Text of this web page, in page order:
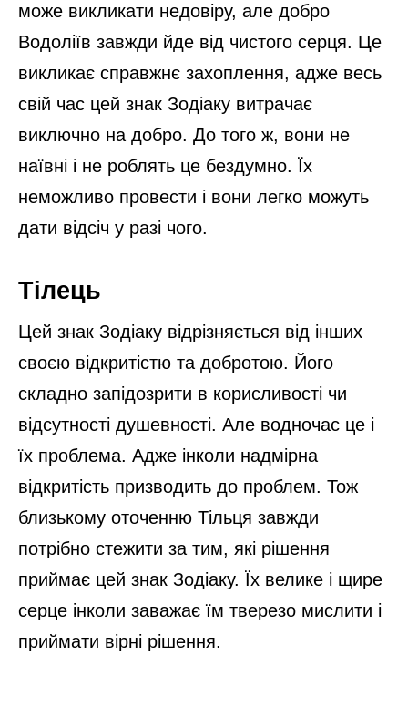
може викликати недовіру, але добро
Водоліїв завжди йде від чистого серця. Це
викликає справжнє захоплення, адже весь
свій час цей знак Зодіаку витрачає
виключно на добро. До того ж, вони не
наївні і не роблять це бездумно. Їх
неможливо провести і вони легко можуть
дати відсіч у разі чого.
Тілець
Цей знак Зодіаку відрізняється від інших
своєю відкритістю та добротою. Його
складно запідозрити в корисливості чи
відсутності душевності. Але водночас це і
їх проблема. Адже інколи надмірна
відкритість призводить до проблем. Тож
близькому оточенню Тільця завжди
потрібно стежити за тим, які рішення
приймає цей знак Зодіаку. Їх велике і щире
серце інколи заважає їм тверезо мислити і
приймати вірні рішення.